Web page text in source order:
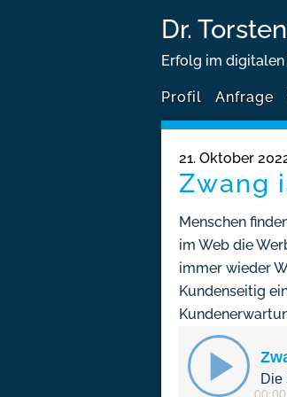
Dr.
Erfolg im digitalen
Profil Anfrage
21. Oktober
Zwang
Menschen
im Web die
immer wieder
Kundenseitig